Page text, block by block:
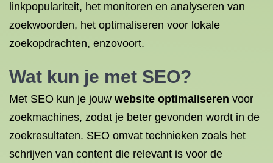
linkpopulariteit, het monitoren en analyseren van
zoekwoorden, het optimaliseren voor lokale
zoekopdrachten, enzovoort.
Wat kun je met SEO?
Met SEO kun je jouw website optimaliseren voor
zoekmachines, zodat je beter gevonden wordt in de
zoekresultaten. SEO omvat technieken zoals het
schrijven van content die relevant is voor de